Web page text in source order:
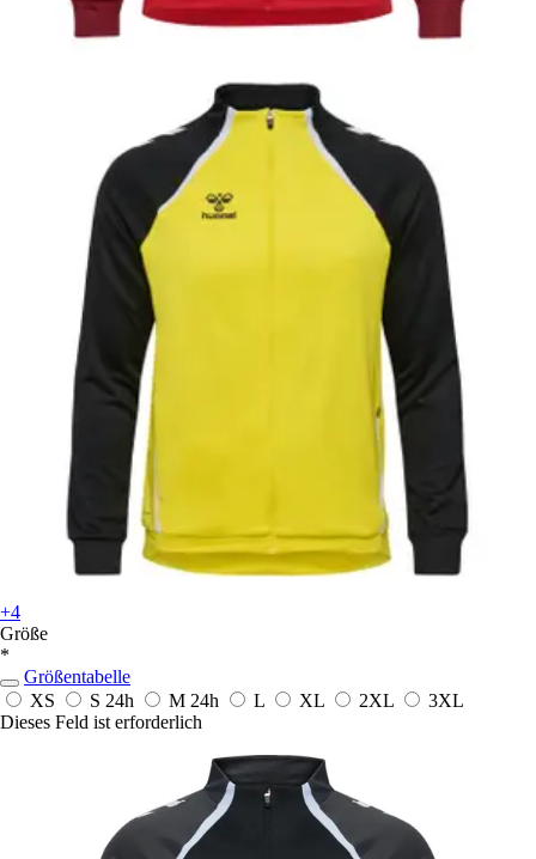
+4
Größe
*
Größentabelle
XS
S 24h M 24h L XL 2XL
3XL
Dieses Feld ist erforderlich